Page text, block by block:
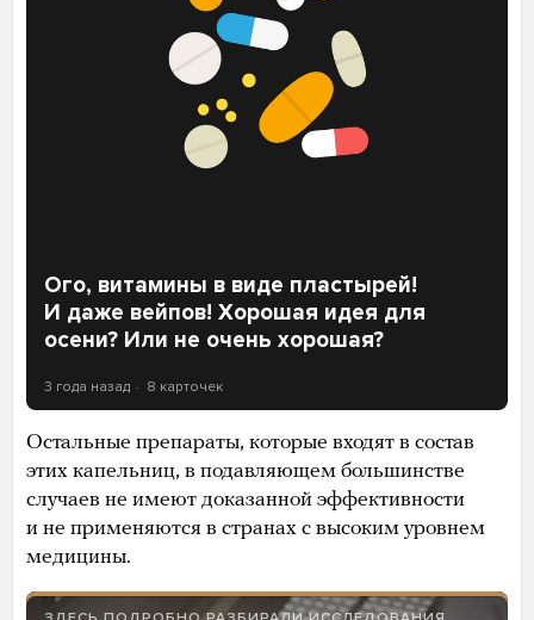
Ого, витамины в виде пластырей!
И даже вейпов! Хорошая идея для
осени? Или не очень хорошая?
3 года назад 8 карточек
Остальные препараты, которые входят в состав
этих капельниц, в подавляющем большинстве
случаев не имеют доказанной эффективности
и не применяются в странах с высоким уровнем
медицины.